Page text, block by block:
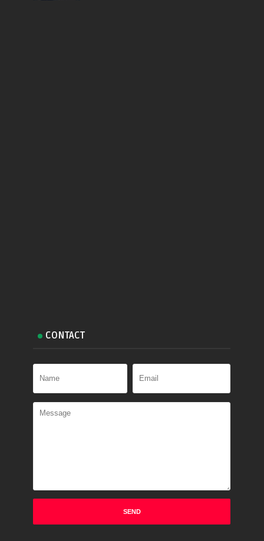
CONTACT